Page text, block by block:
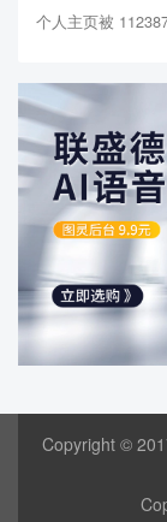
个人主页被
Copyright ©